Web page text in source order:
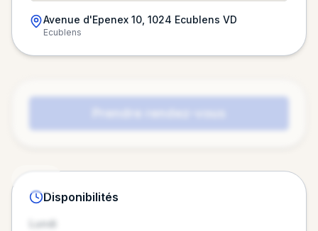
Chargement de la carte…
Avenue d'Epenex 10, 1024 Ecublens VD
Ecublens
Disponibilités
Lundi